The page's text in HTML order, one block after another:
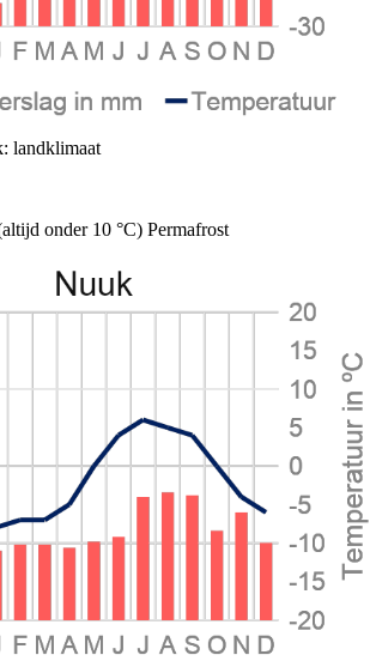
landklimaat
onder 10 °C) Permafrost